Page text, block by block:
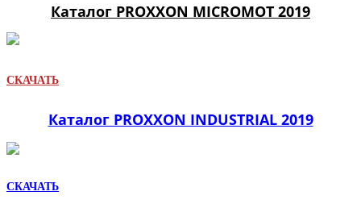
Каталог PROXXON MICROMOT 2019
СКАЧАТЬ
Каталог PROXXON INDUSTRIAL 2019
СКАЧАТЬ